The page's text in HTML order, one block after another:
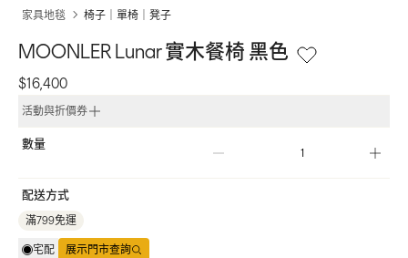
家具地毯 椅子｜單椅｜凳子
MOONLER Lunar 實木餐椅 黑色
$16,400
活動與折價券
數量
配送方式
滿799免運
宅配 展示門市查詢